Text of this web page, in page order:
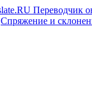
Спряжение и